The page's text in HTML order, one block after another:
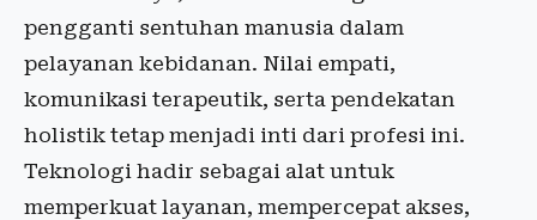
pengganti sentuhan manusia dalam
pelayanan kebidanan. Nilai empati,
komunikasi terapeutik, serta pendekatan
holistik tetap menjadi inti dari profesi ini.
Teknologi hadir sebagai alat untuk
memperkuat layanan, mempercepat akses,